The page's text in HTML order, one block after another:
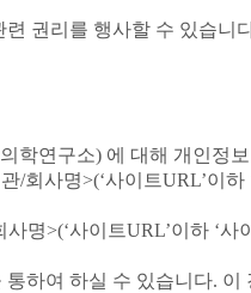
권리를 행사할 수 있습니
학연구소) 에 대해 개인정
사명>(‘사이트URL’이하
명>(‘사이트URL’이하 ‘사
하여 하실 수 있습니다. 이